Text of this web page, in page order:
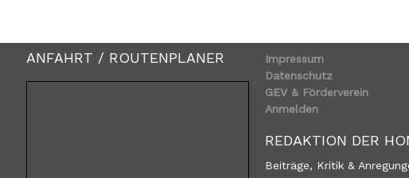
ANFAHRT / ROUTENPLANER
Impressum
Datenschutz
GEV & Förderverein
Anmelden
REDAKTION DER
Beiträge, Kritik &